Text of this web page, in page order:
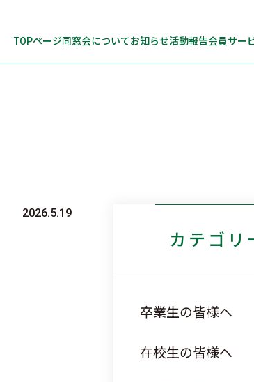
TOPページ同窓会についてお知らせ活動報告会員サー
2026.5.19
カテゴリ
卒業生の皆様へ
在校生の皆様へ